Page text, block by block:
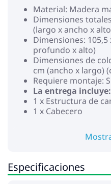
Material: Madera
Dimensiones
(largo x ancho x
Dimensiones: 105,5
profundo x alto)
Dimensiones de
cm (ancho x largo)
Requiere montaje:
La entrega incluye:
1 x Estructura de
1 x Cabecero
Especificaciones